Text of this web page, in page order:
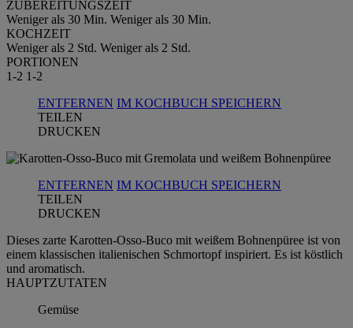
ZUBEREITUNGSZEIT
Weniger als 30 Min. Weniger als 30 Min.
KOCHZEIT
Weniger als 2 Std. Weniger als 2 Std.
PORTIONEN
1-2 1-2
ENTFERNEN IM KOCHBUCH SPEICHERN
TEILEN
DRUCKEN
ENTFERNEN IM KOCHBUCH SPEICHERN
TEILEN
DRUCKEN
Dieses zarte Karotten-Osso-Buco mit weißem Bohnenpüree ist von
einem klassischen italienischen Schmortopf inspiriert. Es ist köstlich
und aromatisch.
HAUPTZUTATEN
Gemüse